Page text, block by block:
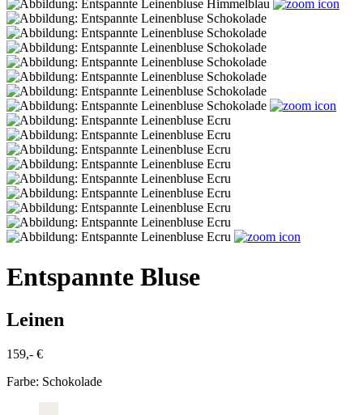
Entspannte Bluse
Leinen
159,- €
Farbe: Schokolade